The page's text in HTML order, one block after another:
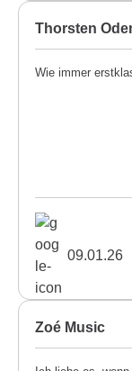
Thorsten
Wie immer
09.01.26
Zoé Music